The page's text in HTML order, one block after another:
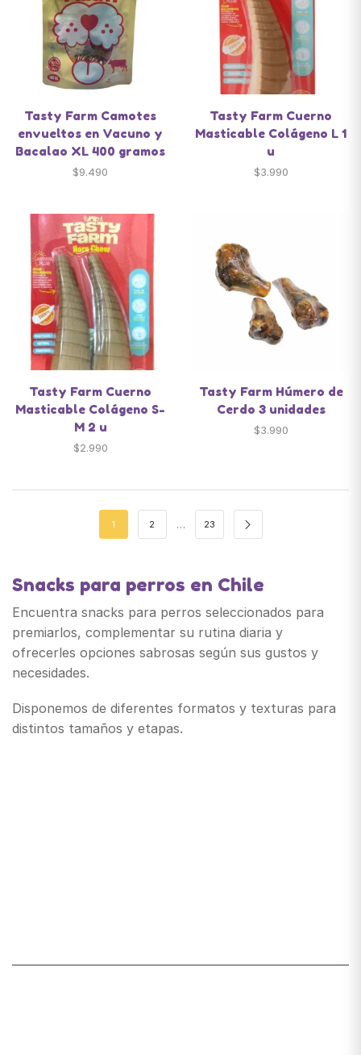
Tasty Farm Camotes
envueltos en Vacuno y
Bacalao XL 400 gramos
$9.490
Tasty Farm Cuerno
Masticable Colágeno L 1
u
$3.990
Tasty Farm Cuerno
Masticable Colágeno S-
M 2 u
$2.990
Tasty Farm Húmero de
Cerdo 3 unidades
$3.990
1 2 … 23
Snacks para perros en Chile
Encuentra snacks para perros seleccionados para
premiarlos, complementar su rutina diaria y
ofrecerles opciones sabrosas según sus gustos y
necesidades.
Disponemos de diferentes formatos y texturas para
distintos tamaños y etapas.